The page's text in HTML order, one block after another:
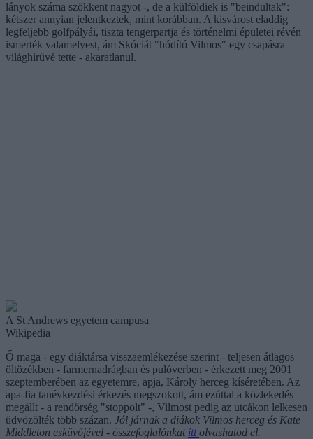
lányok száma szökkent nagyot -, de a külföldiek is "beindultak":
kétszer annyian jelentkeztek, mint korábban. A kisvárost eladdig
legfeljebb golfpályái, tiszta tengerpartja és történelmi épületei révén
ismerték valamelyest, ám Skóciát "hódító Vilmos" egy csapásra
világhírűvé tette - akaratlanul.
A St Andrews egyetem campusa
Wikipedia
Ő maga - egy diáktársa visszaemlékezése szerint - teljesen átlagos
öltözékben - farmernadrágban és pulóverben - érkezett meg 2001
szeptemberében az egyetemre, apja, Károly herceg kíséretében. Az
apa-fia tanévkezdési érkezés megszokott, ám ezúttal a közlekedés
megállt - a rendőrség "stoppolt" -, Vilmost pedig az utcákon lelkesen
üdvözölték több százan. Jól járnak a diákok Vilmos herceg és Kate
Middleton esküvőjével - összefoglalónkat ittolvashatod el.